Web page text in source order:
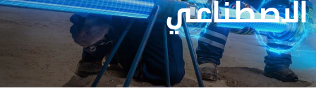
الاصطناعي